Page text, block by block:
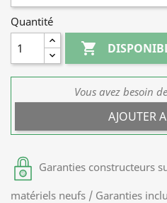
Quantité

Vous avez besoin
AJOUTER
Garanties constructeurs
matériels neufs / Garanties